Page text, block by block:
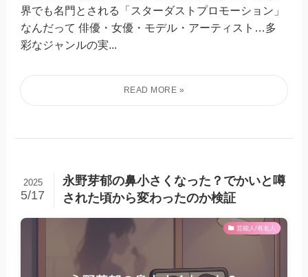
界でも名門とされる「スターダストプロモーション」
なんだって 俳優・女優・モデル・アーティスト…多
彩なジャンルの実...
永野芽郁の鼻小さくなった？でかいと噂
された頃から変わったのか検証
2025
5/17
芸能人/有名人